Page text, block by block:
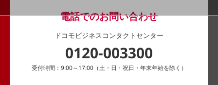
NTTドコモ 通信障害情報電話でのお問い合わせ
ドコモビジネスコンタクトセンター
0120-003300
受付時間：9:00～17:00（土・日・祝日・年末年始を除く）